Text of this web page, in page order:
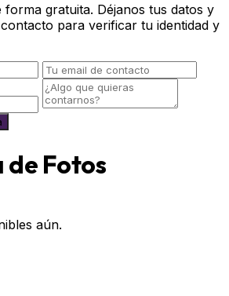
forma gratuita. Déjanos tus datos y
para verificar tu identidad y
Fotos
aún.